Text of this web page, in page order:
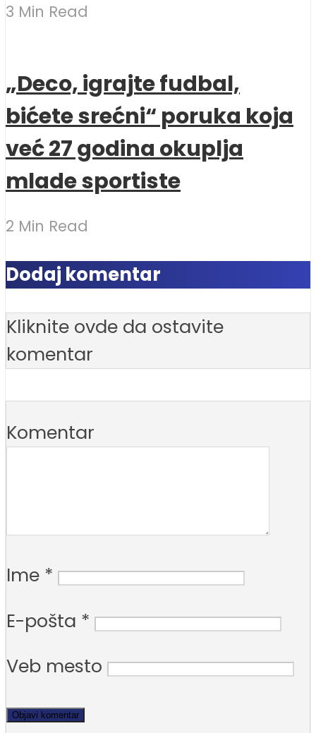
3 Min Read
„Deco, igrajte fudbal,
bićete srećni“ poruka koja
već 27 godina okuplja
mlade sportiste
2 Min Read
Dodaj komentar
Kliknite ovde da ostavite
komentar
Komentar
Ime *
E-pošta *
Veb mesto